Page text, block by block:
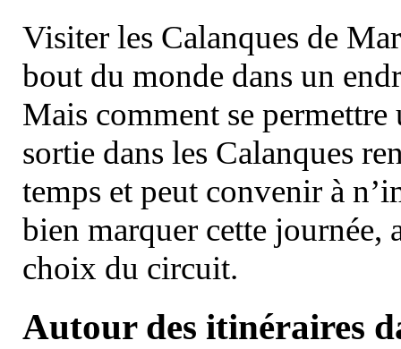
Visiter les Calanques de
bout du monde dans un
Mais comment se permettre
sortie dans les Calanques
temps et peut convenir à
bien marquer cette journée,
choix du circuit.
Autour des itinéraires